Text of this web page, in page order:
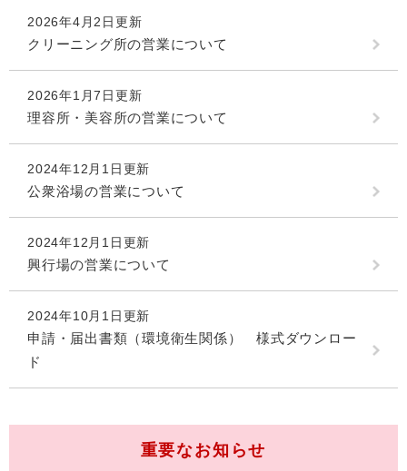
2026年4月2日更新
クリーニング所の営業について
2026年1月7日更新
理容所・美容所の営業について
2024年12月1日更新
公衆浴場の営業について
2024年12月1日更新
興行場の営業について
2024年10月1日更新
申請・届出書類（環境衛生関係） 様式ダウンロー
ド
重要なお知らせ